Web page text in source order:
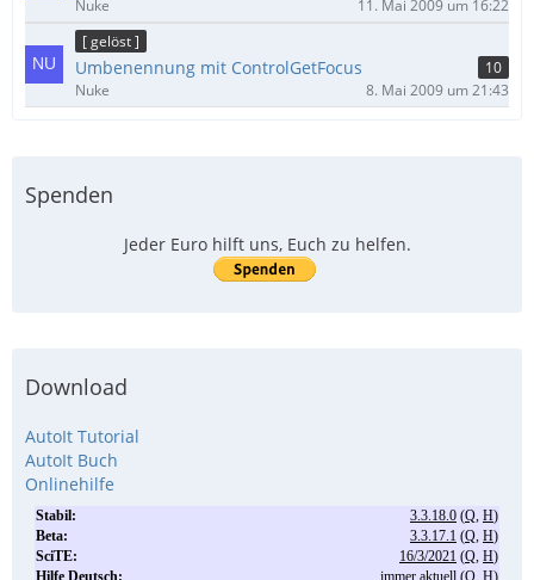
Nuke
11. Mai 2009 um 16:22
[ gelöst ]
Umbenennung mit ControlGetFocus
10
Nuke
8. Mai 2009 um 21:43
Spenden
Jeder Euro hilft uns, Euch zu helfen.
Download
AutoIt Tutorial
AutoIt Buch
Onlinehilfe